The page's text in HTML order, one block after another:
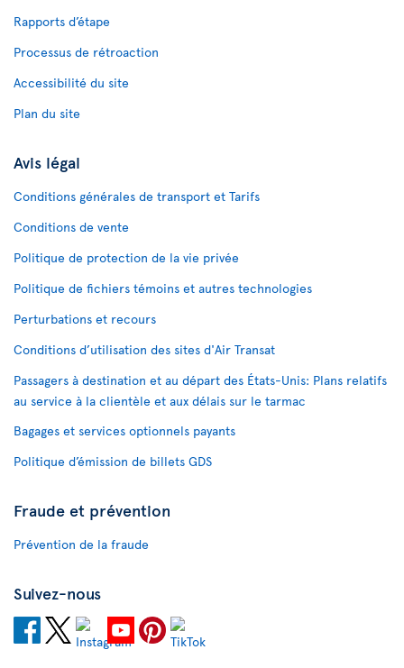
Rapports d’étape
Processus de rétroaction
Accessibilité du site
Plan du site
Avis légal
Conditions générales de transport et Tarifs
Conditions de vente
Politique de protection de la vie privée
Politique de fichiers témoins et autres technologies
Perturbations et recours
Conditions d’utilisation des sites d'Air Transat
Passagers à destination et au départ des États-Unis: Plans relatifs
au service à la clientèle et aux délais sur le tarmac
Bagages et services optionnels payants
Politique d’émission de billets GDS
Fraude et prévention
Prévention de la fraude
Suivez-nous